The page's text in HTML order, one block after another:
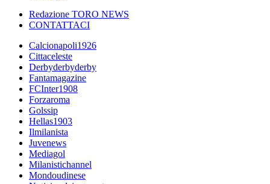
Redazione TORO NEWS
CONTATTACI
Calcionapoli1926
Cittaceleste
Derbyderbyderby
Fantamagazine
FCInter1908
Forzaroma
Golssip
Hellas1903
Ilmilanista
Juvenews
Mediagol
Milanistichannel
Mondoudinese